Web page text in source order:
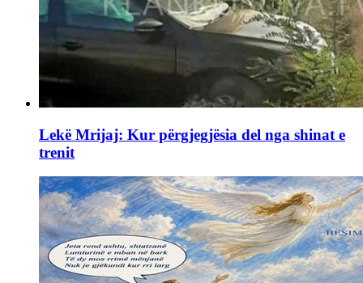
Lekë Mrijaj: Kur përgjegjësia del nga shinat e
trenit